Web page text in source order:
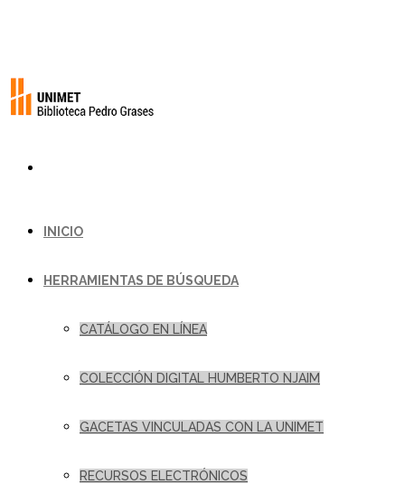
INICIO
HERRAMIENTAS DE BÚSQUEDA
CATÁLOGO EN LÍNEA
COLECCIÓN DIGITAL HUMBERTO NJAIM
GACETAS VINCULADAS CON LA UNIMET
RECURSOS ELECTRÓNICOS